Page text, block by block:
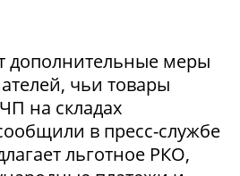
дополнительные меры
чьи товары
на складах
в пресс-службе
льготное РКО,